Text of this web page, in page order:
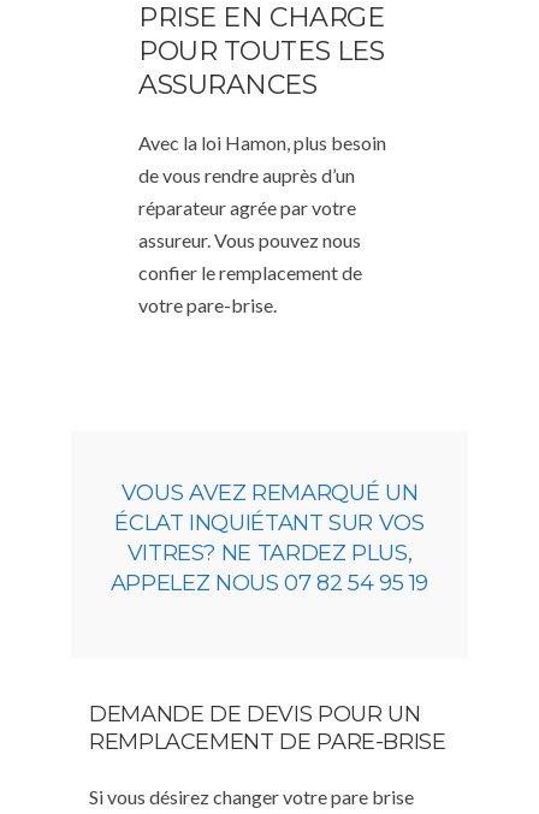
PRISE EN CHARGE
POUR TOUTES LES
ASSURANCES
Avec la loi Hamon, plus besoin
de vous rendre auprès d’un
réparateur agrée par votre
assureur. Vous pouvez nous
confier le remplacement de
votre pare-brise.
VOUS AVEZ REMARQUÉ UN
ÉCLAT INQUIÉTANT SUR VOS
VITRES? NE TARDEZ PLUS,
APPELEZ NOUS 07 82 54 95 19
DEMANDE DE DEVIS POUR UN
REMPLACEMENT DE PARE-BRISE
Si vous désirez changer votre pare brise